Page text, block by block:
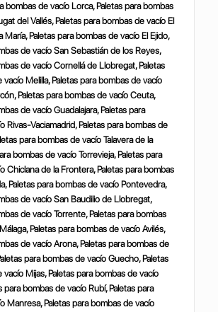
bombas de vacío Lorca, Paletas para bombas
del Vallés, Paletas para bombas de vacío El
María, Paletas para bombas de vacío El Ejido,
de vacío San Sebastián de los Reyes,
de vacío Cornellá de Llobregat, Paletas
Melilla, Paletas para bombas de vacío
Paletas para bombas de vacío Ceuta,
de vacío Guadalajara, Paletas para
Rivas-Vaciamadrid, Paletas para bombas de
para bombas de vacío Talavera de la
bombas de vacío Torrevieja, Paletas para
Chiclana de la Frontera, Paletas para bombas
Paletas para bombas de vacío Pontevedra,
de vacío San Baudilio de Llobregat,
de vacío Torrente, Paletas para bombas
Paletas para bombas de vacío Avilés,
de vacío Arona, Paletas para bombas de
para bombas de vacío Guecho, Paletas
vacío Mijas, Paletas para bombas de vacío
para bombas de vacío Rubí, Paletas para
Manresa, Paletas para bombas de vacío